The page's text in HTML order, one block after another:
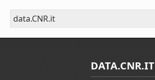
data.CNR.it
DATA.CNR.IT